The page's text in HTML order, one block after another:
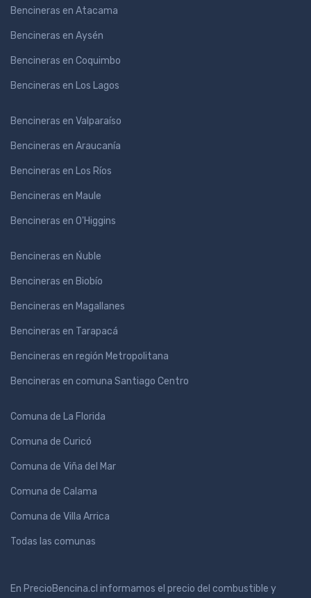
Bencineras en Atacama
Bencineras en Aysén
Bencineras en Coquimbo
Bencineras en Los Lagos
Bencineras en Valparaíso
Bencineras en Araucanía
Bencineras en Los Ríos
Bencineras en Maule
Bencineras en O'Higgins
Bencineras en Ńuble
Bencineras en Biobío
Bencineras en Magallanes
Bencineras en Tarapacá
Bencineras en región Metropolitana
Bencineras en comuna Santiago Centro
Comuna de La Florida
Comuna de Curicó
Comuna de Viña del Mar
Comuna de Calama
Comuna de Villa Arrica
Todas las comunas
En PrecioBencina.cl informamos el precio del combustible y